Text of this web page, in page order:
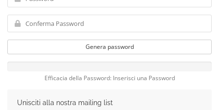
Genera password
Efficacia della Password: Inserisci una Password
Unisciti alla nostra mailing list